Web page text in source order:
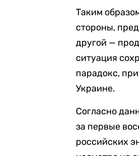
Таким
стороны,
другой —
ситуация
парадокс,
Украине.
Согласно
за первые
российских